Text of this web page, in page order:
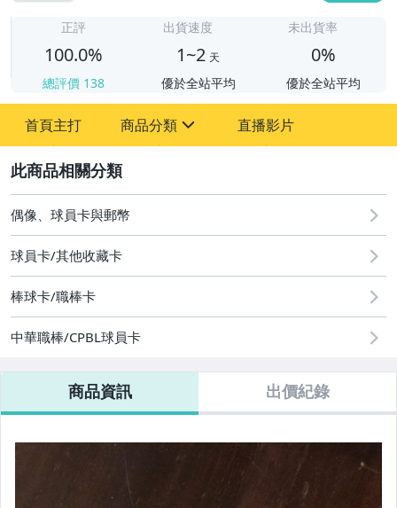
正評
100.0%
總評價 138
出貨速度
1~2 天
優於全站平均
未出貨率
0%
優於全站平均
首頁主打 商品分類
偶像、球員卡與郵幣
直播影片
偶像、球員卡與郵幣
球員卡/其他收藏卡
棒球卡/職棒卡
中華職棒/CPBL球員卡
商品資訊 出價紀錄